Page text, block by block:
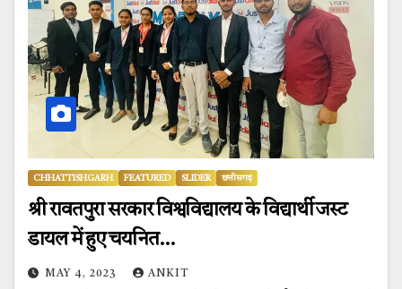
CHHATTISHGARH FEATURED SLIDER छत्तीसगढ़
श्री रावतपुरा सरकार विश्वविद्यालय के विद्यार्थी जस्ट
डायल में हुए चयनित…
MAY 4, 2023 ANKIT